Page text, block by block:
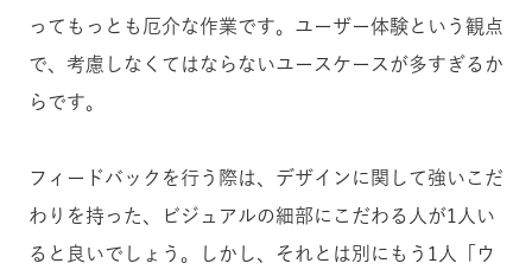
ってもっとも厄介な作業です。ユーザー体験という観点
で、考慮しなくてはならないユースケースが多すぎるか
らです。
フィードバックを行う際は、デザインに関して強いこだ
わりを持った、ビジュアルの細部にこだわる人が1人い
ると良いでしょう。しかし、それとは別にもう1人「ウ